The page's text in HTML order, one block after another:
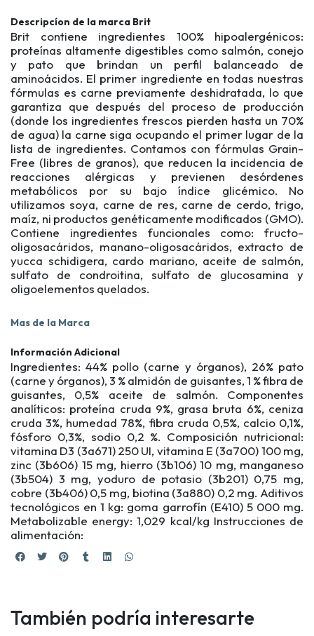
Descripcíon de la marca Brit
Brit contiene ingredientes 100% hipoalergénicos:
proteínas altamente digestibles como salmón, conejo
y pato que brindan un perfil balanceado de
aminoácidos. El primer ingrediente en todas nuestras
fórmulas es carne previamente deshidratada, lo que
garantiza que después del proceso de producción
(donde los ingredientes frescos pierden hasta un 70%
de agua) la carne siga ocupando el primer lugar de la
lista de ingredientes. Contamos con fórmulas Grain-
Free (libres de granos), que reducen la incidencia de
reacciones alérgicas y previenen desórdenes
metabólicos por su bajo índice glicémico. No
utilizamos soya, carne de res, carne de cerdo, trigo,
maíz, ni productos genéticamente modificados (GMO).
Contiene ingredientes funcionales como: fructo-
oligosacáridos, manano-oligosacáridos, extracto de
yucca schidigera, cardo mariano, aceite de salmón,
sulfato de condroitina, sulfato de glucosamina y
oligoelementos quelados.
Mas de la Marca
Información Adicional
Ingredientes: 44% pollo (carne y órganos), 26% pato
(carne y órganos), 3 % almidón de guisantes, 1 % fibra de
guisantes, 0,5% aceite de salmón. Componentes
analíticos: proteína cruda 9%, grasa bruta 6%, ceniza
cruda 3%, humedad 78%, fibra cruda 0,5%, calcio 0,1%,
fósforo 0,3%, sodio 0,2 %. Composición nutricional:
vitamina D3 (3a671) 250 UI, vitamina E (3a700) 100 mg,
zinc (3b606) 15 mg, hierro (3b106) 10 mg, manganeso
(3b504) 3 mg, yoduro de potasio (3b201) 0,75 mg,
cobre (3b406) 0,5 mg, biotina (3a880) 0,2 mg. Aditivos
tecnológicos en 1 kg: goma garrofín (E410) 5 000 mg.
Metabolizable energy: 1,029 kcal/kg Instrucciones de
alimentación:
También podría interesarte